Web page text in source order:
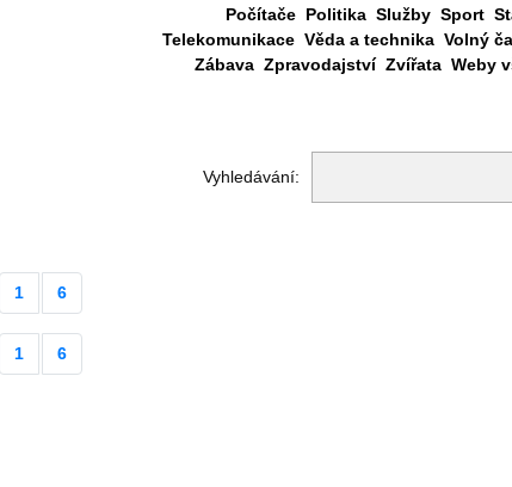
Počítače Politika Služby Sport
Telekomunikace Věda a technika Volný
Zábava Zpravodajství Zvířata Weby
Vyhledávání:
1 6
1 6